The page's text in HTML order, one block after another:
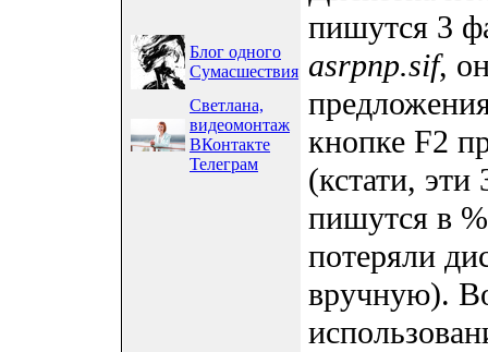
Блог одного
Сумасшествия
Светлана,
видеомонтаж
ВКонтакте
Телеграм
пишутся 3
asrpnp.sif,
кнопке F2
(кстати,
пишутся в
потеряли
вручную).